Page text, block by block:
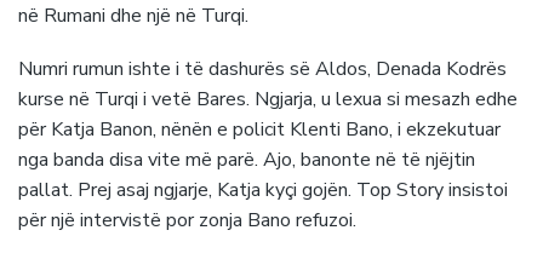
në Rumani dhe një në Turqi.
Numri rumun ishte i të dashurës së Aldos, Denada Kodrës
kurse në Turqi i vetë Bares. Ngjarja, u lexua si mesazh edhe
për Katja Banon, nënën e policit Klenti Bano, i ekzekutuar
nga banda disa vite më parë. Ajo, banonte në të njëjtin
pallat. Prej asaj ngjarje, Katja kyçi gojën. Top Story insistoi
për një intervistë por zonja Bano refuzoi.